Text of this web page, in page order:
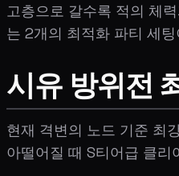
고층으로 갈수록 적의 체
는 2개의 최적화 파티 세
시유 방위전
현재 격변의 노드 기준 최
아떨어질 때 S티어급 클리